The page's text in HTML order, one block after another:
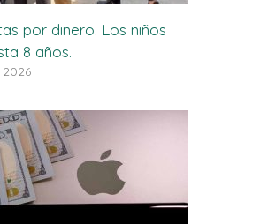
por dinero. Los niños
8 años.